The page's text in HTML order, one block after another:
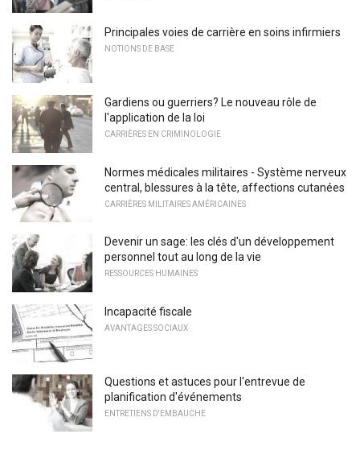
Principales voies de carrière en soins infirmiers
NOTIONS DE BASE
Gardiens ou guerriers? Le nouveau rôle de
l'application de la loi
CARRIÈRES EN CRIMINOLOGIE
Normes médicales militaires - Système nerveux
central, blessures à la tête, affections cutanées
CARRIÈRES MILITAIRES AMÉRICAINES
Devenir un sage: les clés d'un développement
personnel tout au long de la vie
RESSOURCES HUMAINES
Incapacité fiscale
AVANTAGES SOCIAUX
Questions et astuces pour l'entrevue de
planification d'événements
ENTRETIENS D'EMBAUCHE